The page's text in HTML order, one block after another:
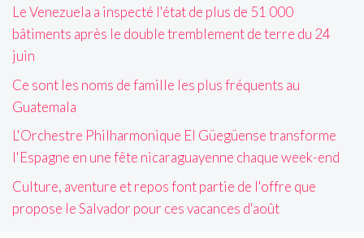
Le Venezuela a inspecté l'état de plus de 51 000
bâtiments après le double tremblement de terre du 24
juin
Ce sont les noms de famille les plus fréquents au
Guatemala
L'Orchestre Philharmonique El Güegüense transforme
l'Espagne en une fête nicaraguayenne chaque week-end
Culture, aventure et repos font partie de l'offre que
propose le Salvador pour ces vacances d'août